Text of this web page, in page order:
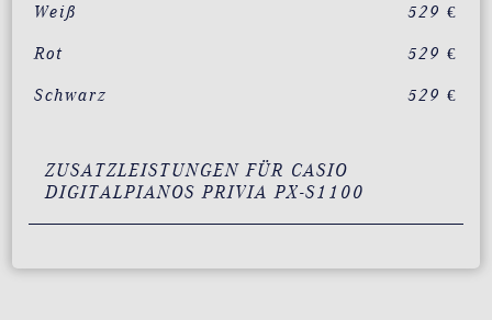
Weiß 529 €
Rot 529 €
Schwarz 529 €
ZUSATZLEISTUNGEN FÜR CASIO
DIGITALPIANOS PRIVIA PX-S1100